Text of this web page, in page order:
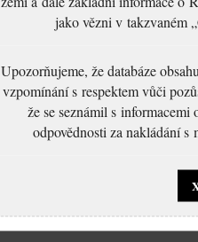
jako vězni v takzvaném
Upozorňujeme, že databáze
vzpomínání s respektem vůči
že se seznámil s
odpovědnosti za nakládání